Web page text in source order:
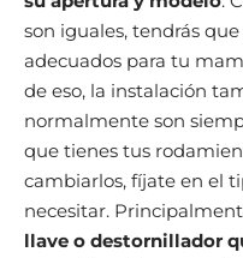
son iguales, tendrás
adecuados para tu
de eso, la instalación
normalmente son
que tienes tus
cambiarlos, fíjate en el
necesitar.
llave o destornillador